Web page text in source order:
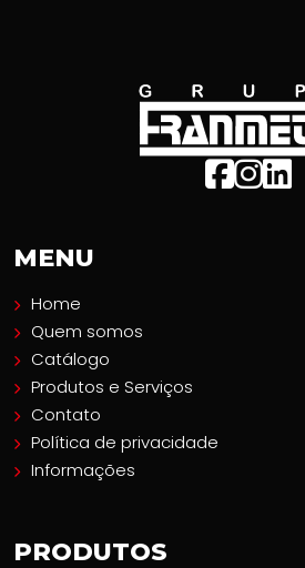
MENU
Home
Quem somos
Catálogo
Produtos e Serviços
Contato
Política de privacidade
Informações
PRODUTOS